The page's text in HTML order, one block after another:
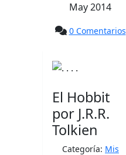
May 2014
0 Comentarios
El Hobbit
por J.R.R.
Tolkien
Categoría: Mis